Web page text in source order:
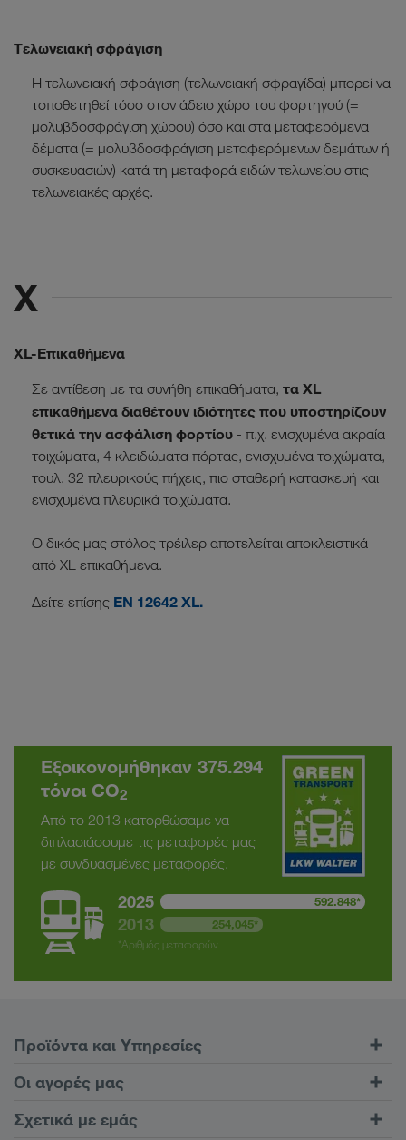
Tελωνειακή σφράγιση
Η τελωνειακή σφράγιση (τελωνειακή σφραγίδα) μπορεί να
τοποθετηθεί τόσο στον άδειο χώρο του φορτηγού (=
μολυβδοσφράγιση χώρου) όσο και στα μεταφερόμενα
δέματα (= μολυβδοσφράγιση μεταφερόμενων δεμάτων ή
συσκευασιών) κατά τη μεταφορά ειδών τελωνείου στις
τελωνειακές αρχές.
X
XL-Επικαθήμενα
Σε αντίθεση με τα συνήθη επικαθήματα, τα XL
επικαθήμενα διαθέτουν ιδιότητες που υποστηρίζουν
θετικά την ασφάλιση φορτίου - π.χ. ενισχυμένα ακραία
τοιχώματα, 4 κλειδώματα πόρτας, ενισχυμένα τοιχώματα,
τουλ. 32 πλευρικούς πήχεις, πιο σταθερή κατασκευή και
ενισχυμένα πλευρικά τοιχώματα.
Ο δικός μας στόλος τρέιλερ αποτελείται αποκλειστικά
από XL επικαθήμενα.
Δείτε επίσης EN 12642 XL.
Εξοικονομήθηκαν 375.294
τόνοι CO2
Από το 2013 κατορθώσαμε να
διπλασιάσουμε τις μεταφορές μας
με συνδυασμένες μεταφορές.
2025 592.848*
2013
254,045*
*Αριθμός μεταφορών
Προϊόντα και Υπηρεσίες
Οδικές μεταφορές
Πύλη πελατών CONNECT
Οι αγορές μας
Ευρώπη
Σχετικά με εμάς